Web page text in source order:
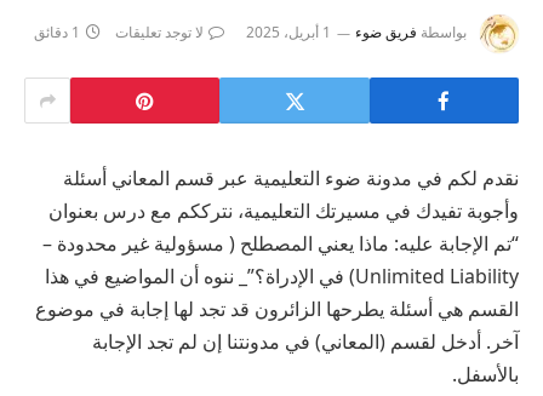
بواسطة فريق ضوء 1 أبريل، 2025 لا توجد تعليقات 1 دقائق
نقدم لكم في مدونة ضوء التعليمية عبر قسم المعاني أسئلة
وأجوبة تفيدك في مسيرتك التعليمية، نترككم مع درس بعنوان
“تم الإجابة عليه: ماذا يعني المصطلح ( مسؤولية غير محدودة –
Unlimited Liability) في الإدراة؟”_ ننوه أن المواضيع في هذا
القسم هي أسئلة يطرحها الزائرون قد تجد لها إجابة في موضوع
آخر. أدخل لقسم (المعاني) في مدونتنا إن لم تجد الإجابة
بالأسفل.